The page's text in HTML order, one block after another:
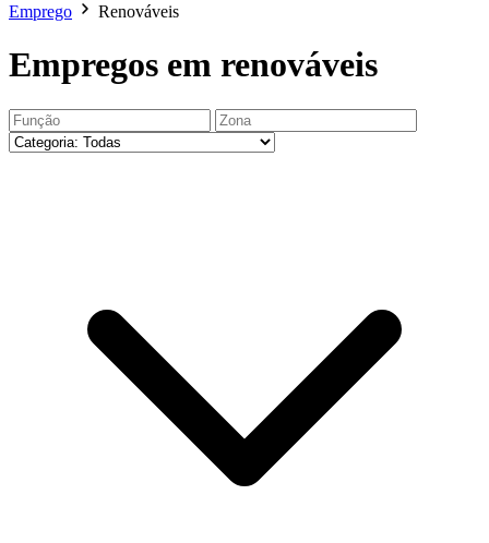
Emprego
Renováveis
Empregos em renováveis